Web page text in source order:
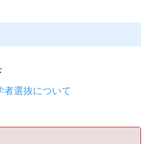
選抜について